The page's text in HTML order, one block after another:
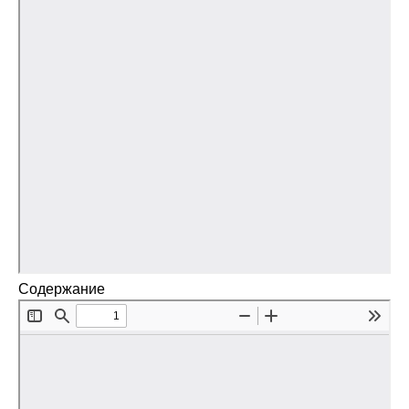
Нормативные документы
Диссертационный совет
Содержание